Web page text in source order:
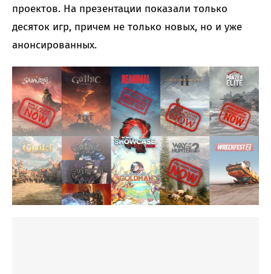
проектов. На презентации показали только
десяток игр, причем не только новых, но и уже
анонсированных.